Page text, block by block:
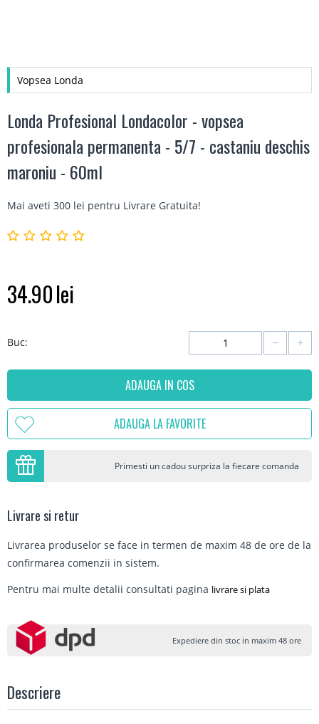
Vopsea Londa
Londa Profesional Londacolor - vopsea
profesionala permanenta - 5/7 - castaniu deschis
maroniu - 60ml
Mai aveti 300 lei pentru Livrare Gratuita!
34.90lei
Buc: +
−
ADAUGA IN COS
ADAUGA LA FAVORITE
Primesti un cadou surpriza la fiecare comanda
Livrare si retur
Livrarea produselor se face in termen de maxim 48 de ore de la
confirmarea comenzii in sistem.
Pentru mai multe detalii consultati pagina livrare si plata
Expediere din stoc in maxim 48 ore
Descriere